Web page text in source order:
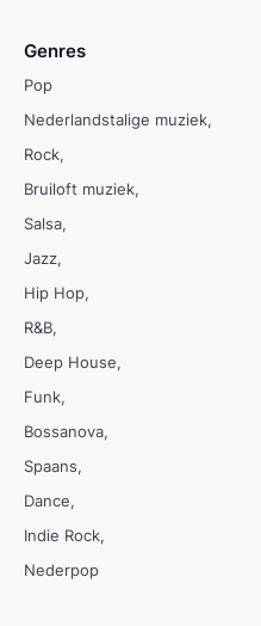
Genres
Pop
Nederlandstalige muziek
Rock
Bruiloft muziek
Salsa
Jazz
Hip Hop
R&B
Deep House
Funk
Bossanova
Spaans
Dance
Indie Rock
Nederpop